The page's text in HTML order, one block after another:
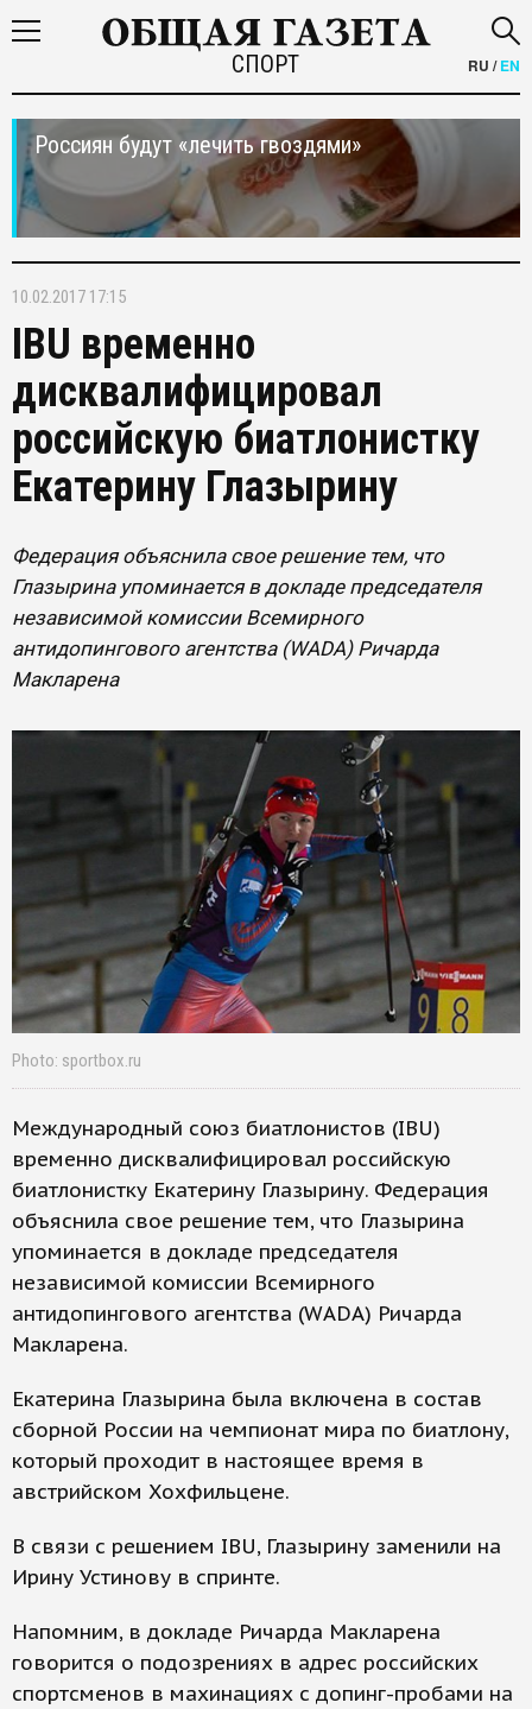
СПОРТ RU /EN
Россиян будут «лечить гвоздями»
10.02.2017 17:15
IBU временно
дисквалифицировал
российскую биатлонистку
Екатерину Глазырину
Федерация объяснила свое решение тем, что
Глазырина упоминается в докладе председателя
независимой комиссии Всемирного
антидопингового агентства (WADA) Ричарда
Макларена
Photo: sportbox.ru
Международный союз биатлонистов (IBU)
временно дисквалифицировал российскую
биатлонистку Екатерину Глазырину. Федерация
объяснила свое решение тем, что Глазырина
упоминается в докладе председателя
независимой комиссии Всемирного
антидопингового агентства (WADA) Ричарда
Макларена.
Екатерина Глазырина была включена в состав
сборной России на чемпионат мира по биатлону,
который проходит в настоящее время в
австрийском Хохфильцене.
В связи с решением IBU, Глазырину заменили на
Ирину Устинову в спринте.
Напомним, в докладе Ричарда Макларена
говорится о подозрениях в адрес российских
спортсменов в махинациях с допинг-пробами на